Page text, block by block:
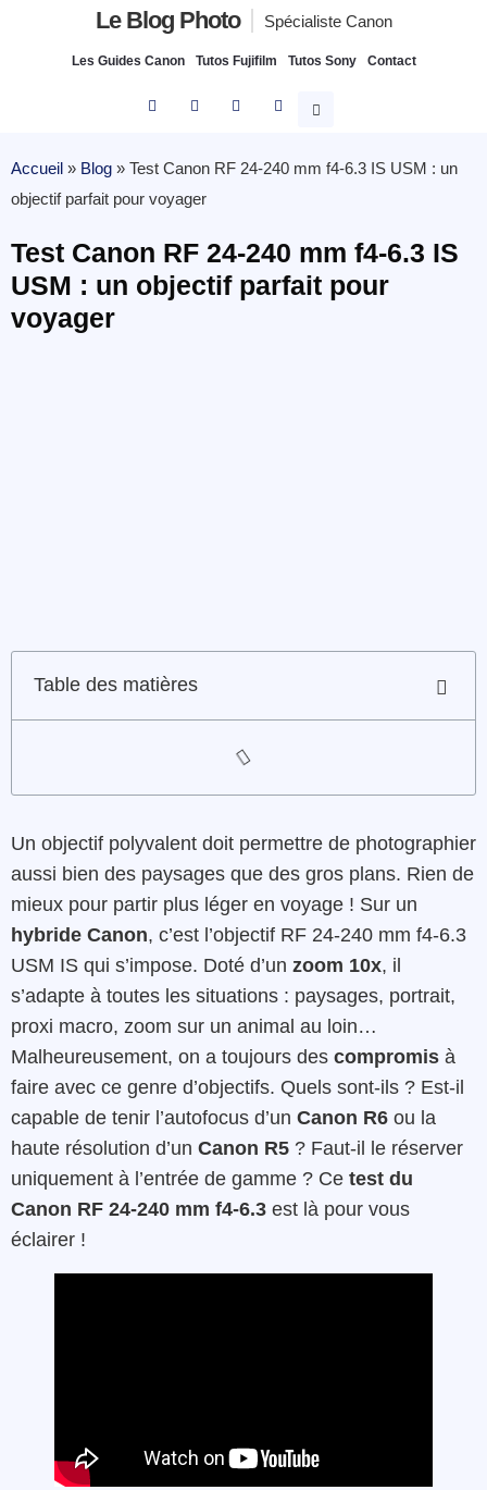
Le Blog Photo Spécialiste Canon
Les Guides Canon Tutos Fujifilm Tutos Sony Contact
Accueil » Blog » Test Canon RF 24-240 mm f4-6.3 IS USM : un
objectif parfait pour voyager
Test Canon RF 24-240 mm f4-6.3 IS
USM : un objectif parfait pour
voyager
Table des matières
Un objectif polyvalent doit permettre de photographier
aussi bien des paysages que des gros plans. Rien de
mieux pour partir plus léger en voyage ! Sur un
hybride Canon, c’est l’objectif RF 24-240 mm f4-6.3
USM IS qui s’impose. Doté d’un zoom 10x, il
s’adapte à toutes les situations : paysages, portrait,
proxi macro, zoom sur un animal au loin…
Malheureusement, on a toujours des compromis à
faire avec ce genre d’objectifs. Quels sont-ils ? Est-il
capable de tenir l’autofocus d’un Canon R6 ou la
haute résolution d’un Canon R5 ? Faut-il le réserver
uniquement à l’entrée de gamme ? Ce test du
Canon RF 24-240 mm f4-6.3 est là pour vous
éclairer !